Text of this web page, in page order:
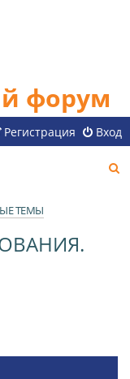
форум
Вход
Регистрация
ТЕМЫ